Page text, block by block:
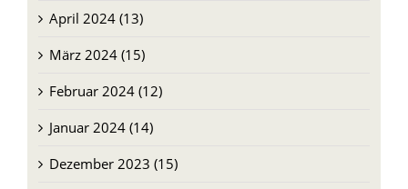
April 2024 (13)
März 2024 (15)
Februar 2024 (12)
Januar 2024 (14)
Dezember 2023 (15)